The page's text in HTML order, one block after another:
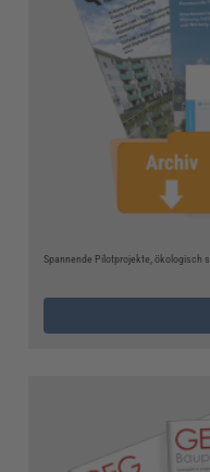
Spannende Pilotprojekte, ökologisch